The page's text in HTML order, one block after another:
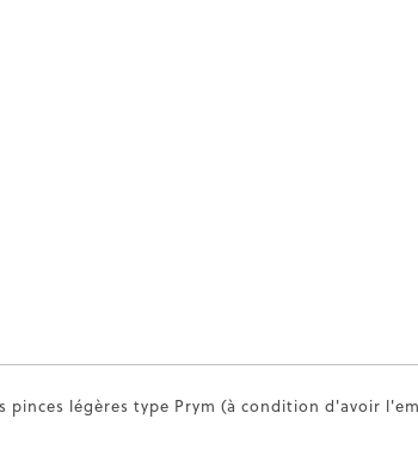
pinces légères type Prym (à condition d'avoir